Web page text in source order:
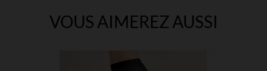
VOUS AIMEREZ AUSSI